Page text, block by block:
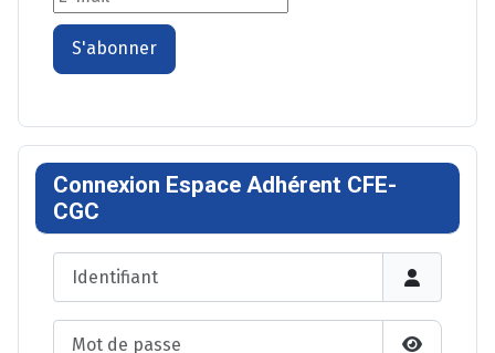
S'abonner
Connexion Espace Adhérent CFE-
CGC
Identifiant
Mot de passe